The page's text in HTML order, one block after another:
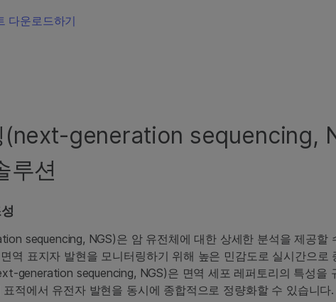
다운로드하기
(next-generation sequencing,
루션
sequencing, NGS)은 암 유전체에 대한 상세한 분석을 제공할
역 표지자 발현을 모니터링하기 위해 높은 민감도로 실시간으로
generation sequencing, NGS)은 면역 세포 레퍼토리의 특성을
적에서 유전자 발현을 동시에 종합적으로 정량화할 수 있습니다.